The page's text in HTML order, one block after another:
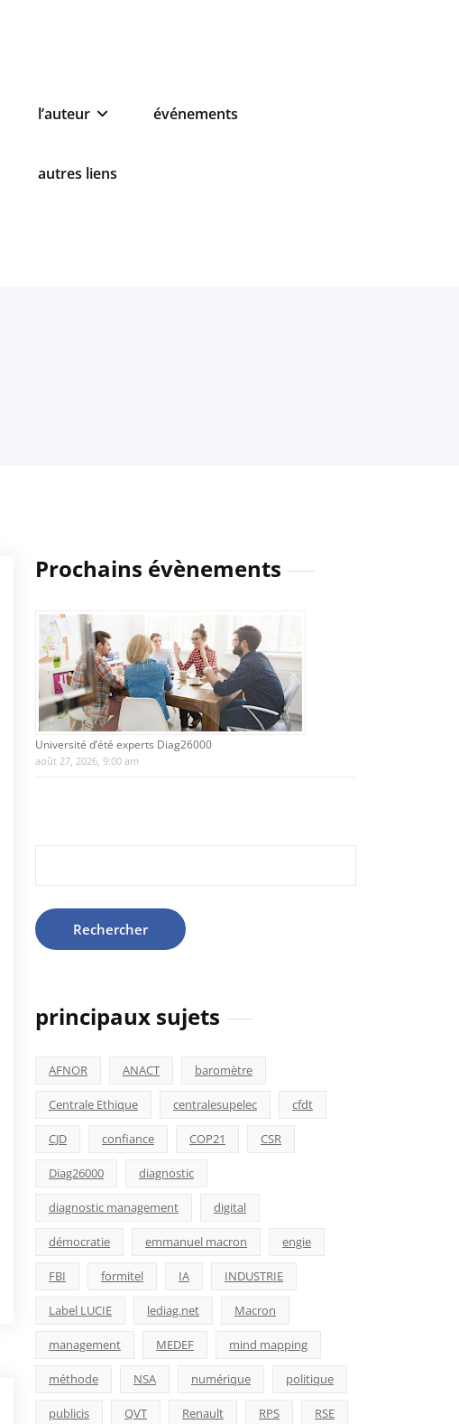
l’auteur événements
autres liens
Prochains évènements
Université d’été experts Diag26000
août 27, 2026, 9:00 am
principaux sujets
AFNOR ANACT baromètre
Centrale Ethique centralesupelec cfdt
CJD confiance COP21 CSR
Diag26000 diagnostic
diagnostic management digital
démocratie emmanuel macron engie
FBI formitel IA INDUSTRIE
Label LUCIE lediag.net Macron
management MEDEF mind mapping
méthode NSA numérique politique
publicis QVT Renault RPS RSE